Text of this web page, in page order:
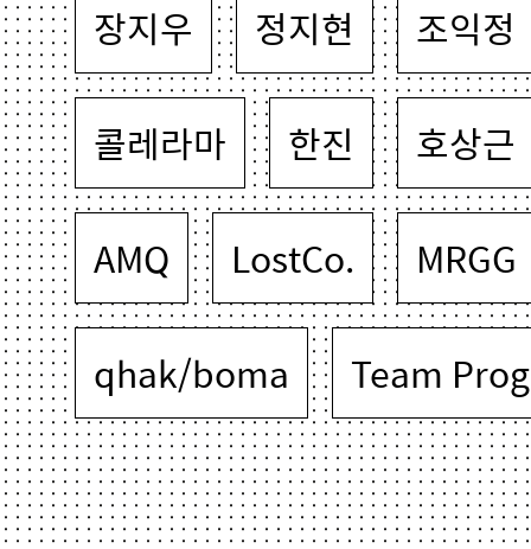
장지우 정지현 조익정
콜레라마 한진 호상근
AMQ LostCo. MRGG
qhak/boma Team